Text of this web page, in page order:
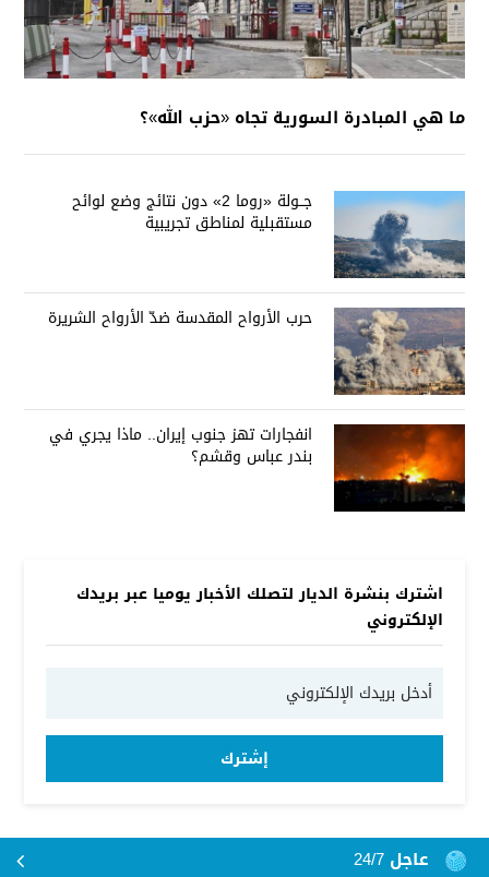
ما هي المبادرة السورية تجاه «حزب الله»؟
جــولة «روما 2» دون نتائج وضع لوائح
مستقبلية لمناطق تجريبية
حرب الأرواح المقدسة ضدّ الأرواح الشريرة
انفجارات تهز جنوب إيران.. ماذا يجري في
بندر عباس وقشم؟
اشترك بنشرة الديار لتصلك الأخبار يوميا عبر بريدك
الإلكتروني
إشترك
عاجل 24/7